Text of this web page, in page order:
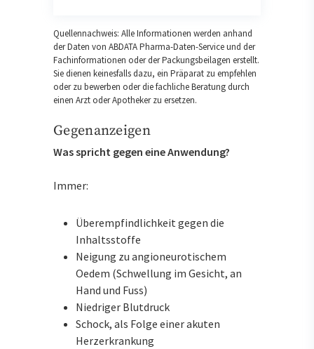
Quellennachweis: Alle Informationen werden anhand
der Daten von ABDATA Pharma-Daten-Service und der
Fachinformationen oder der Packungsbeilagen erstellt.
Sie dienen keinesfalls dazu, ein Präparat zu empfehlen
oder zu bewerben oder die fachliche Beratung durch
einen Arzt oder Apotheker zu ersetzen.
Gegenanzeigen
Was spricht gegen eine Anwendung?
Immer:
Überempfindlichkeit gegen die
Inhaltsstoffe
Neigung zu angioneurotischem
Oedem (Schwellung im Gesicht, an
Hand und Fuss)
Niedriger Blutdruck
Schock, als Folge einer akuten
Herzerkrankung